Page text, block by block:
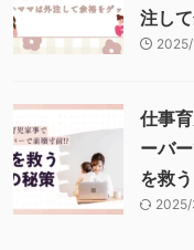
注し
仕事
ーバ
を救